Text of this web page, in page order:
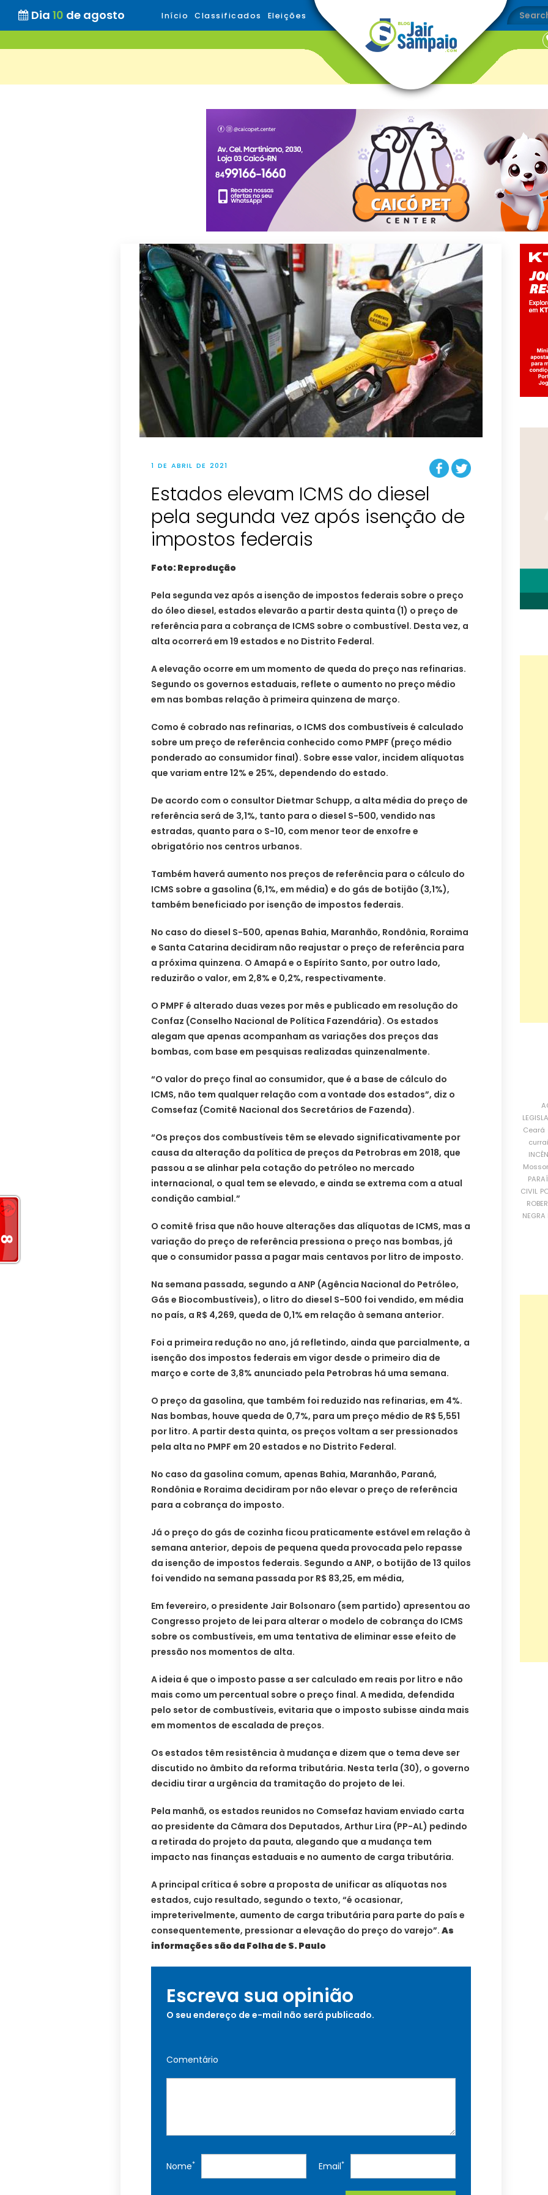
Dia 10 de agosto Início Classificados Eleições
1 DE ABRIL DE 2021
Estados elevam ICMS do diesel
pela segunda vez após isenção de
impostos federais
Foto: Reprodução
Pela segunda vez após a isenção de impostos federais sobre o preço
do óleo diesel, estados elevarão a partir desta quinta (1) o preço de
referência para a cobrança de ICMS sobre o combustível. Desta vez, a
alta ocorrerá em 19 estados e no Distrito Federal.
A elevação ocorre em um momento de queda do preço nas refinarias.
Segundo os governos estaduais, reflete o aumento no preço médio
em nas bombas relação à primeira quinzena de março.
Como é cobrado nas refinarias, o ICMS dos combustíveis é calculado
sobre um preço de referência conhecido como PMPF (preço médio
ponderado ao consumidor final). Sobre esse valor, incidem alíquotas
que variam entre 12% e 25%, dependendo do estado.
De acordo com o consultor Dietmar Schupp, a alta média do preço de
referência será de 3,1%, tanto para o diesel S-500, vendido nas
estradas, quanto para o S-10, com menor teor de enxofre e
obrigatório nos centros urbanos.
Também haverá aumento nos preços de referência para o cálculo do
ICMS sobre a gasolina (6,1%, em média) e do gás de botijão (3,1%),
também beneficiado por isenção de impostos federais.
No caso do diesel S-500, apenas Bahia, Maranhão, Rondônia, Roraima
e Santa Catarina decidiram não reajustar o preço de referência para
a próxima quinzena. O Amapá e o Espírito Santo, por outro lado,
reduzirão o valor, em 2,8% e 0,2%, respectivamente.
O PMPF é alterado duas vezes por mês e publicado em resolução do
Confaz (Conselho Nacional de Política Fazendária). Os estados
alegam que apenas acompanham as variações dos preços das
bombas, com base em pesquisas realizadas quinzenalmente.
“O valor do preço final ao consumidor, que é a base de cálculo do
ICMS, não tem qualquer relação com a vontade dos estados”, diz o
Comsefaz (Comitê Nacional dos Secretários de Fazenda).
“Os preços dos combustíveis têm se elevado significativamente por
causa da alteração da política de preços da Petrobras em 2018, que
passou a se alinhar pela cotação do petróleo no mercado
internacional, o qual tem se elevado, e ainda se extrema com a atual
condição cambial.”
O comitê frisa que não houve alterações das alíquotas de ICMS, mas a
variação do preço de referência pressiona o preço nas bombas, já
que o consumidor passa a pagar mais centavos por litro de imposto.
Na semana passada, segundo a ANP (Agência Nacional do Petróleo,
Gás e Biocombustíveis), o litro do diesel S-500 foi vendido, em média
no país, a R$ 4,269, queda de 0,1% em relação à semana anterior.
Foi a primeira redução no ano, já refletindo, ainda que parcialmente, a
isenção dos impostos federais em vigor desde o primeiro dia de
março e corte de 3,8% anunciado pela Petrobras há uma semana.
O preço da gasolina, que também foi reduzido nas refinarias, em 4%.
Nas bombas, houve queda de 0,7%, para um preço médio de R$ 5,551
por litro. A partir desta quinta, os preços voltam a ser pressionados
pela alta no PMPF em 20 estados e no Distrito Federal.
No caso da gasolina comum, apenas Bahia, Maranhão, Paraná,
Rondônia e Roraima decidiram por não elevar o preço de referência
para a cobrança do imposto.
Já o preço do gás de cozinha ficou praticamente estável em relação à
semana anterior, depois de pequena queda provocada pelo repasse
da isenção de impostos federais. Segundo a ANP, o botijão de 13 quilos
foi vendido na semana passada por R$ 83,25, em média,
Em fevereiro, o presidente Jair Bolsonaro (sem partido) apresentou ao
Congresso projeto de lei para alterar o modelo de cobrança do ICMS
sobre os combustíveis, em uma tentativa de eliminar esse efeito de
pressão nos momentos de alta.
A ideia é que o imposto passe a ser calculado em reais por litro e não
mais como um percentual sobre o preço final. A medida, defendida
pelo setor de combustíveis, evitaria que o imposto subisse ainda mais
em momentos de escalada de preços.
Os estados têm resistência à mudança e dizem que o tema deve ser
discutido no âmbito da reforma tributária. Nesta terla (30), o governo
decidiu tirar a urgência da tramitação do projeto de lei.
Pela manhã, os estados reunidos no Comsefaz haviam enviado carta
ao presidente da Câmara dos Deputados, Arthur Lira (PP-AL) pedindo
a retirada do projeto da pauta, alegando que a mudança tem
impacto nas finanças estaduais e no aumento de carga tributária.
A principal crítica é sobre a proposta de unificar as alíquotas nos
estados, cujo resultado, segundo o texto, “é ocasionar,
impreterivelmente, aumento de carga tributária para parte do país e
consequentemente, pressionar a elevação do preço do varejo”. As
informações são da Folha de S. Paulo
Escreva sua opinião
O seu endereço de e-mail não será publicado.
Comentário
Nome* Email*
Ceará
CIVIL
NEGRA